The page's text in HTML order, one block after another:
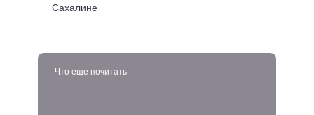
Сахалине
Что еще почитать